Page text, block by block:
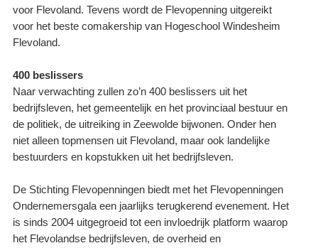
voor Flevoland. Tevens wordt de Flevopenning uitgereikt
voor het beste comakership van Hogeschool Windesheim
Flevoland.
400 beslissers
Naar verwachting zullen zo’n 400 beslissers uit het
bedrijfsleven, het gemeentelijk en het provinciaal bestuur en
de politiek, de uitreiking in Zeewolde bijwonen. Onder hen
niet alleen topmensen uit Flevoland, maar ook landelijke
bestuurders en kopstukken uit het bedrijfsleven.
De Stichting Flevopenningen biedt met het Flevopenningen
Ondernemersgala een jaarlijks terugkerend evenement. Het
is sinds 2004 uitgegroeid tot een invloedrijk platform waarop
het Flevolandse bedrijfsleven, de overheid en